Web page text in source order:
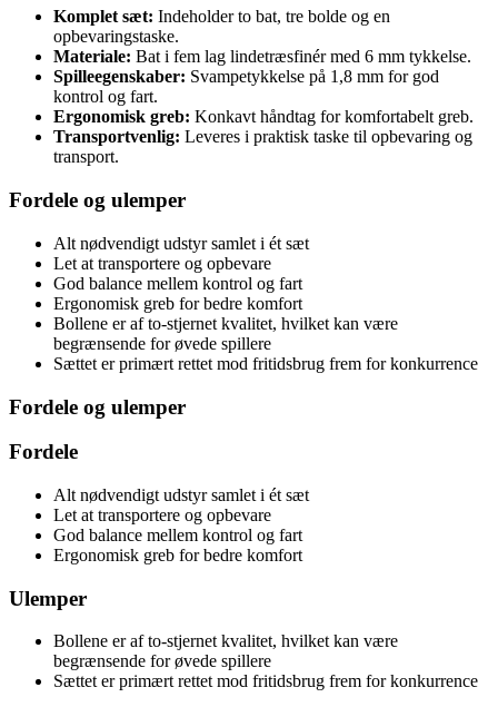
Komplet sæt: Indeholder to bat, tre bolde og en
opbevaringstaske.
Materiale: Bat i fem lag lindetræsfinér med 6 mm tykkelse.
Spilleegenskaber: Svampetykkelse på 1,8 mm for god
kontrol og fart.
Ergonomisk greb: Konkavt håndtag for komfortabelt greb.
Transportvenlig: Leveres i praktisk taske til opbevaring og
transport.
Fordele og ulemper
Alt nødvendigt udstyr samlet i ét sæt
Let at transportere og opbevare
God balance mellem kontrol og fart
Ergonomisk greb for bedre komfort
Bollene er af to-stjernet kvalitet, hvilket kan være
begrænsende for øvede spillere
Sættet er primært rettet mod fritidsbrug frem for konkurrence
Fordele og ulemper
Fordele
Alt nødvendigt udstyr samlet i ét sæt
Let at transportere og opbevare
God balance mellem kontrol og fart
Ergonomisk greb for bedre komfort
Ulemper
Bollene er af to-stjernet kvalitet, hvilket kan være
begrænsende for øvede spillere
Sættet er primært rettet mod fritidsbrug frem for konkurrence